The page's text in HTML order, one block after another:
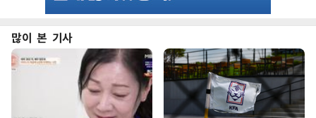
많이 본 기사